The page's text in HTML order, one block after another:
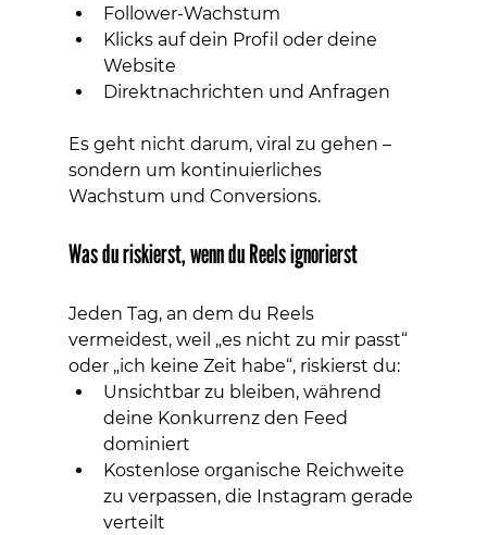
Follower-Wachstum
Klicks auf dein Profil oder deine
Website
Direktnachrichten und Anfragen
Es geht nicht darum, viral zu gehen –
sondern um kontinuierliches
Wachstum und Conversions.
Was du riskierst, wenn du Reels ignorierst
Jeden Tag, an dem du Reels
vermeidest, weil „es nicht zu mir passt“
oder „ich keine Zeit habe“, riskierst du:
Unsichtbar zu bleiben, während
deine Konkurrenz den Feed
dominiert
Kostenlose organische Reichweite
zu verpassen, die Instagram gerade
verteilt